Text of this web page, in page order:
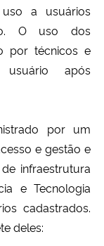
a usuários
O uso dos
por técnicos e
após
por um
e gestão e
de infraestrutura
e Tecnologia
cadastrados.
deles: